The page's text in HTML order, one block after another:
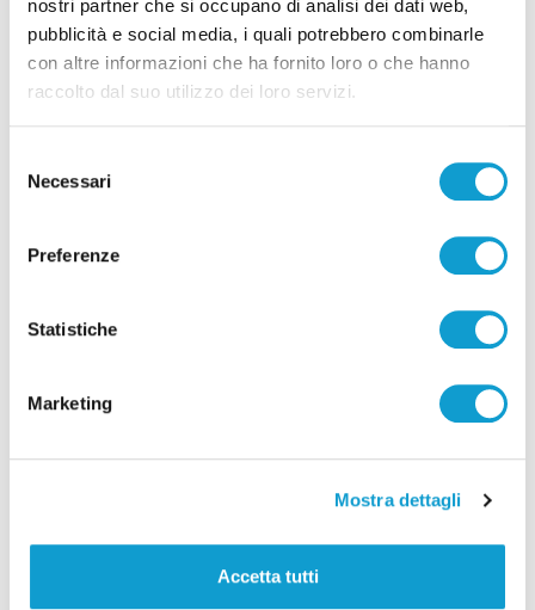
nostri partner che si occupano di analisi dei dati web,
pubblicità e social media, i quali potrebbero combinarle
con altre informazioni che ha fornito loro o che hanno
raccolto dal suo utilizzo dei loro servizi.
delNecessari
Preferenze
Statistiche
Marketing
Mostra dettagli
Accetta tutti
Pubblicità